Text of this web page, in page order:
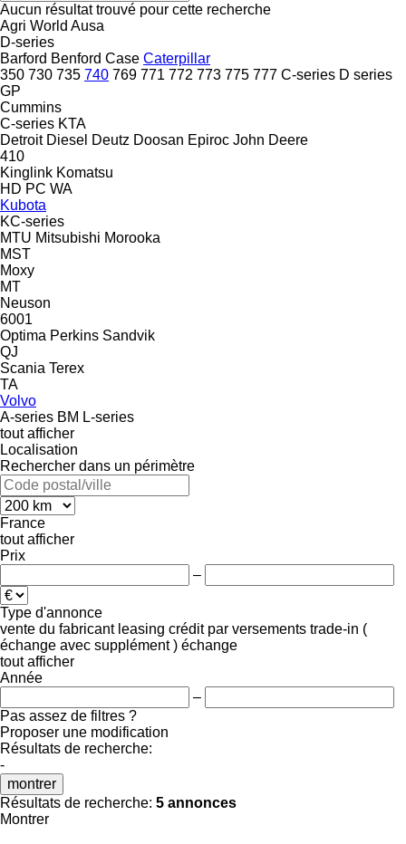
Aucun résultat trouvé pour cette recherche
Agri World Ausa
D-series
Barford Benford Case Caterpillar
350 730 735 740 769 771 772 773 775 777 C-series D series
GP
Cummins
C-series KTA
Detroit Diesel Deutz Doosan Epiroc John Deere
410
Kinglink Komatsu
HD PC WA
Kubota
KC-series
MTU Mitsubishi Morooka
MST
Moxy
MT
Neuson
6001
Optima Perkins Sandvik
QJ
Scania Terex
TA
Volvo
A-series BM L-series
tout afficher
Localisation
Rechercher dans un périmètre
France
tout afficher
Prix
–
Type d'annonce
vente du fabricant leasing crédit par versements trade-in (
échange avec supplément ) échange
tout afficher
Année
–
Pas assez de filtres ?
Proposer une modification
Résultats de recherche:
-
montrer
Résultats de recherche: 5 annonces
Montrer